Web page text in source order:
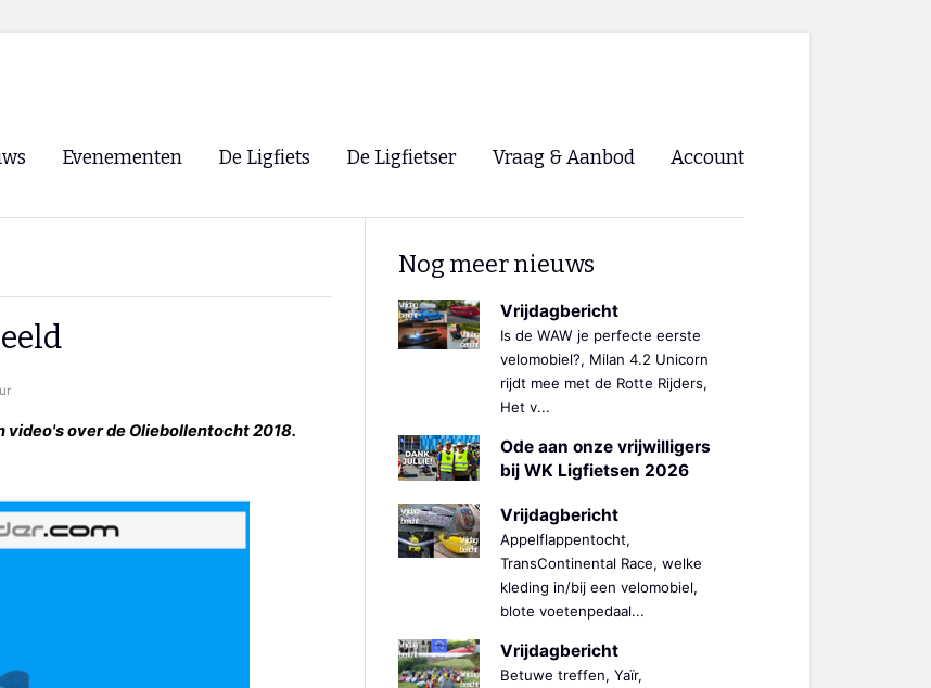
Evenementen
WK Ligfietsen 2026
De Ligfiets De Ligfietser
Ligfietsvereninging NVHPV
Lokale Fietsverenigingen
Forum ligfietsers.nl 🡺
Vraag & Aanbod Account
over de Oliebollentocht 2018.
Nog meer nieuws
Vrijdagbericht
Is de WAW je perfecte eerste
velomobiel?, Milan 4.2 Unicorn
rijdt mee met de Rotte Rijders,
Het v...
Ode aan onze vrijwilligers
bij WK Ligfietsen 2026
Vrijdagbericht
Appelflappentocht,
TransContinental Race, welke
kleding in/bij een velomobiel,
blote voetenpedaal...
Vrijdagbericht
Betuwe treffen, Yaïr,